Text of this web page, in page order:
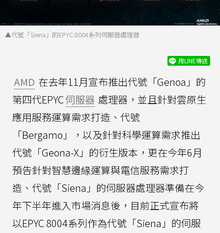
▲代號「Siena」的EPYC 8004系列伺服器處理器
用LINE傳送
AMD 在去年11月宣布推出代號「Genoa」的
第四代EPYC伺服器 處理器，並且針對雲原生
應用服務運算需求打造、代號
「Bergamo」，以及針對科學運算需求推出
代號「Geona-X」的衍生版本，更在今年6月
預告針對智慧邊緣運算與電信服務需求打
造、代號「Siena」的伺服器處理器準備在今
年下半年進入市場消息後，目前正式宣布將
以EPYC 8004系列作為代號「Siena」的伺服